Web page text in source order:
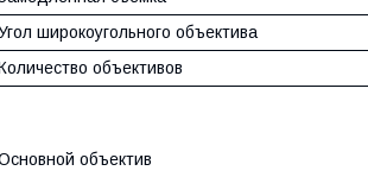
широкоугольного объектива
объективов
объектив